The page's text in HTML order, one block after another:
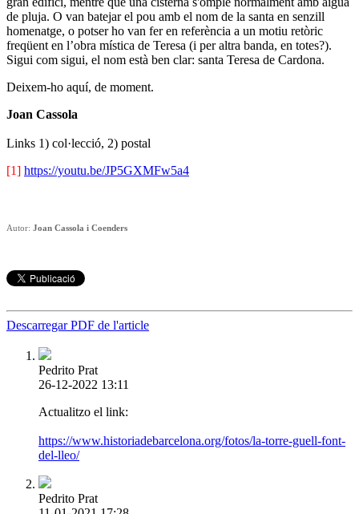
de pluja. O van batejar el pou amb el nom de la santa en senzill
homenatge, o potser ho van fer en referència a un motiu retòric
freqüent en l’obra mística de Teresa (i per altra banda, en totes?).
Sigui com sigui, el nom està ben clar: santa Teresa de Cardona.
Deixem-ho aquí, de moment.
Joan Cassola
Links 1) col·lecció, 2) postal
[1] https://youtu.be/JP5GXMFw5a4
Autor: Joan Cassola i Coenders
Descarregar PDF de l'article
Pedrito Prat
26-12-2022 13:11
Actualitzo el link:
https://www.historiadebarcelona.org/fotos/la-torre-guell-font-
del-lleo/
Pedrito Prat